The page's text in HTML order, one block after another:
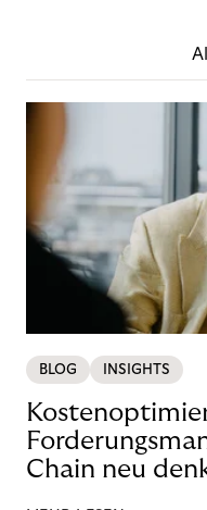
BLOG INSIGHTS
Chain neu